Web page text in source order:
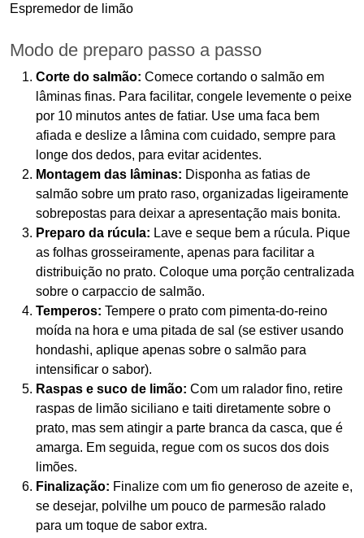
Espremedor de limão
Modo de preparo passo a passo
Corte do salmão: Comece cortando o salmão em
lâminas finas. Para facilitar, congele levemente o peixe
por 10 minutos antes de fatiar. Use uma faca bem
afiada e deslize a lâmina com cuidado, sempre para
longe dos dedos, para evitar acidentes.
Montagem das lâminas: Disponha as fatias de
salmão sobre um prato raso, organizadas ligeiramente
sobrepostas para deixar a apresentação mais bonita.
Preparo da rúcula: Lave e seque bem a rúcula. Pique
as folhas grosseiramente, apenas para facilitar a
distribuição no prato. Coloque uma porção centralizada
sobre o carpaccio de salmão.
Temperos: Tempere o prato com pimenta-do-reino
moída na hora e uma pitada de sal (se estiver usando
hondashi, aplique apenas sobre o salmão para
intensificar o sabor).
Raspas e suco de limão: Com um ralador fino, retire
raspas de limão siciliano e taiti diretamente sobre o
prato, mas sem atingir a parte branca da casca, que é
amarga. Em seguida, regue com os sucos dos dois
limões.
Finalização: Finalize com um fio generoso de azeite e,
se desejar, polvilhe um pouco de parmesão ralado
para um toque de sabor extra.